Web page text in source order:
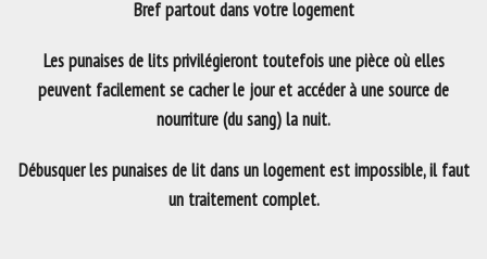
Bref partout dans votre logement
Les punaises de lits privilégieront toutefois une pièce où elles
peuvent facilement se cacher le jour et accéder à une source de
nourriture (du sang) la nuit.
Débusquer les punaises de lit dans un logement est impossible, il faut
un traitement complet.